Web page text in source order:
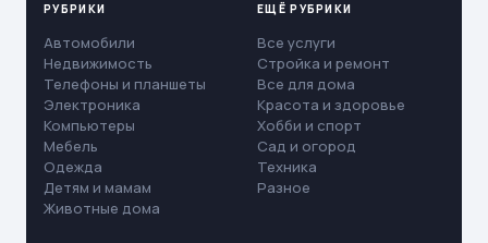
РУБРИКИ
Автомобили
Недвижимость
Телефоны и планшеты
Электроника
Компьютеры
Мебель
Одежда
Детям и мамам
Животные дома
ЕЩЁ РУБРИКИ
Все услуги
Стройка и ремонт
Все для дома
Красота и здоровье
Хобби и спорт
Сад и огород
Техника
Разное